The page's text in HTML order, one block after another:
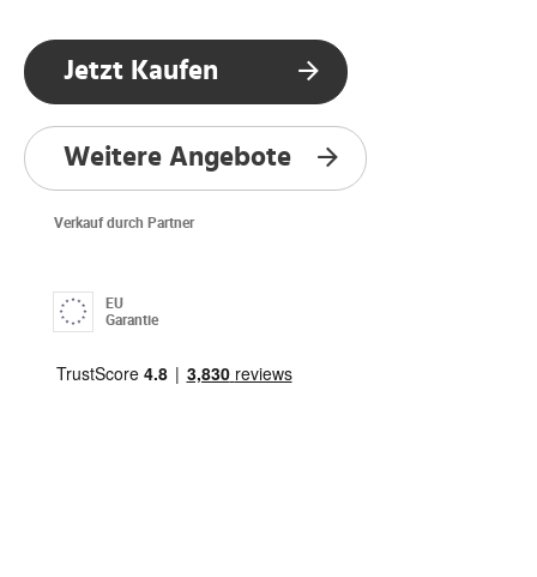
Jetzt Kaufen
Weitere Angebote
Verkauf durch Partner
EU
Garantie